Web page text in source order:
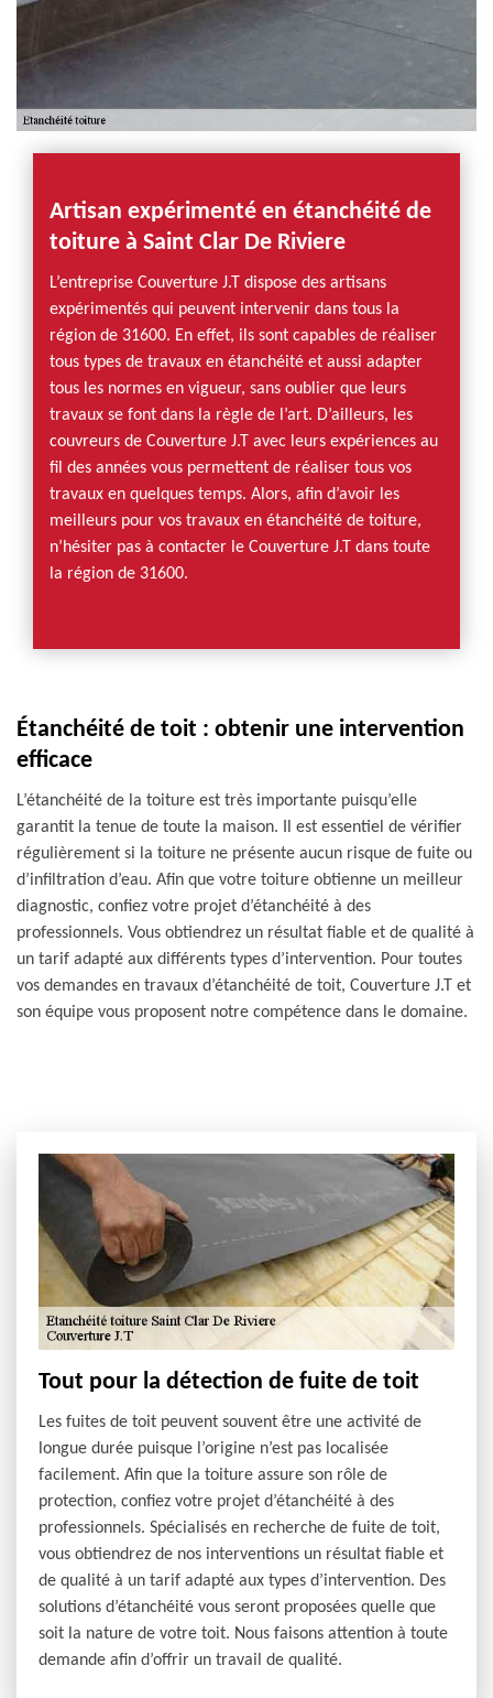
Artisan expérimenté en étanchéité de
toiture à Saint Clar De Riviere
L’entreprise Couverture J.T dispose des artisans
expérimentés qui peuvent intervenir dans tous la
région de 31600. En effet, ils sont capables de réaliser
tous types de travaux en étanchéité et aussi adapter
tous les normes en vigueur, sans oublier que leurs
travaux se font dans la règle de l’art. D’ailleurs, les
couvreurs de Couverture J.T avec leurs expériences au
fil des années vous permettent de réaliser tous vos
travaux en quelques temps. Alors, afin d’avoir les
meilleurs pour vos travaux en étanchéité de toiture,
n’hésiter pas à contacter le Couverture J.T dans toute
la région de 31600.
Étanchéité de toit : obtenir une intervention
efficace
L’étanchéité de la toiture est très importante puisqu’elle
garantit la tenue de toute la maison. Il est essentiel de vérifier
régulièrement si la toiture ne présente aucun risque de fuite ou
d’infiltration d’eau. Afin que votre toiture obtienne un meilleur
diagnostic, confiez votre projet d’étanchéité à des
professionnels. Vous obtiendrez un résultat fiable et de qualité à
un tarif adapté aux différents types d’intervention. Pour toutes
vos demandes en travaux d’étanchéité de toit, Couverture J.T et
son équipe vous proposent notre compétence dans le domaine.
Tout pour la détection de fuite de toit
Les fuites de toit peuvent souvent être une activité de
longue durée puisque l’origine n’est pas localisée
facilement. Afin que la toiture assure son rôle de
protection, confiez votre projet d’étanchéité à des
professionnels. Spécialisés en recherche de fuite de toit,
vous obtiendrez de nos interventions un résultat fiable et
de qualité à un tarif adapté aux types d’intervention. Des
solutions d’étanchéité vous seront proposées quelle que
soit la nature de votre toit. Nous faisons attention à toute
demande afin d’offrir un travail de qualité.